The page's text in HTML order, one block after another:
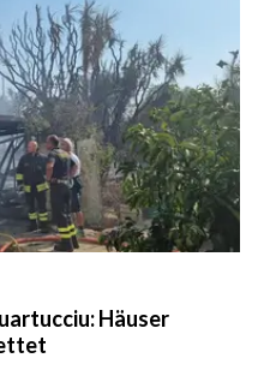
Häuser